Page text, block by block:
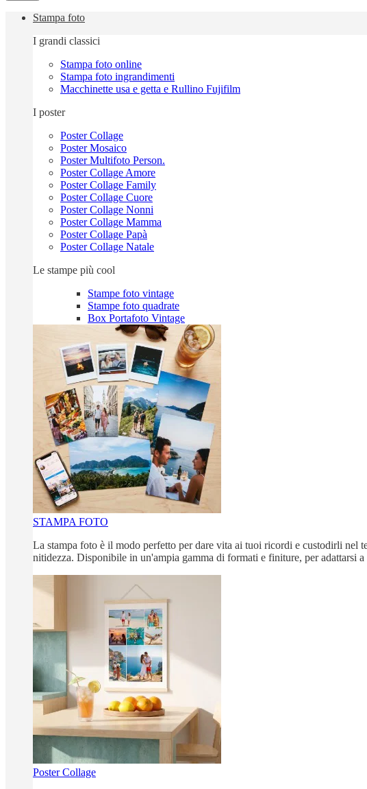
Stampa foto
I grandi classici
Stampa foto online
Stampa foto ingrandimenti
Macchinette usa e getta e Rullino Fujifilm
I poster
Poster Collage
Poster Mosaico
Poster Multifoto Person.
Poster Collage Amore
Poster Collage Family
Poster Collage Cuore
Poster Collage Nonni
Poster Collage Mamma
Poster Collage Papà
Poster Collage Natale
Le stampe più cool
Stampe foto vintage
Stampe foto quadrate
Box Portafoto Vintage
STAMPA FOTO
La stampa foto è il modo perfetto per dare vita ai tuoi ricordi e custodirli nel
nitidezza. Disponibile in un'ampia gamma di formati e finiture, per adattarsi a
Poster Collage